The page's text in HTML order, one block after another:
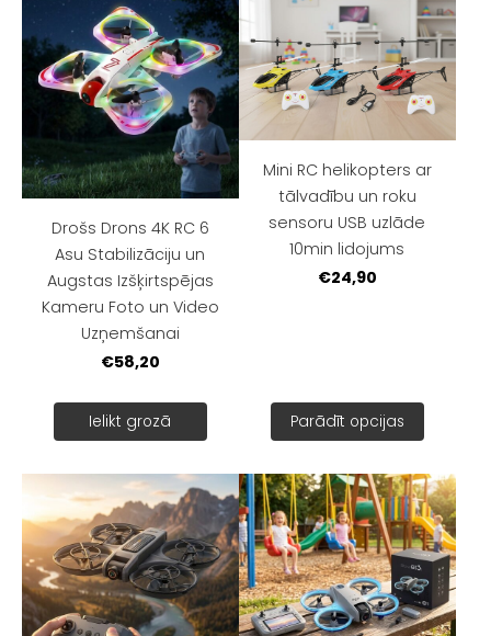
Drošs Drons 4K RC 6
Asu Stabilizāciju un
Augstas Izšķirtspējas
Kameru Foto un Video
Uzņemšanai
€58,20
Ielikt grozā
Mini RC helikopters ar
tālvadību un roku
sensoru USB uzlāde
10min lidojums
€24,90
Parādīt opcijas